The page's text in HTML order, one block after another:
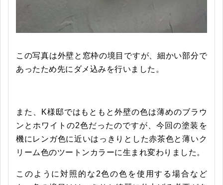
この写真は外壁と窓枠の境目ですが、細かい部分で
あったため先にダメ込みを行いました。
また、K様邸ではもともと外壁の色は薄めのブラウ
ンとホワイトの2色だったのですが、今回の塗装を
機にレンガ色に近いはっきりとした赤茶色と薄いク
リーム色のツートンカラーに生まれ変わりました。
このように対照的な2色の色を使用する場合など